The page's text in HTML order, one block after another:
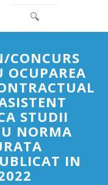
🔍
CONCURS
OCUPAREA
STUDII
NORMA
IN